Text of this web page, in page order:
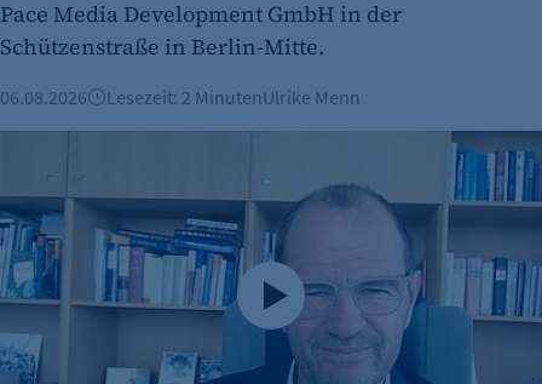
Pace Media Development GmbH in der
Schützenstraße in Berlin-Mitte.
06.08.2026 Lesezeit: 2 MinutenUlrike Menn
Stefan Kapferer: „Berlin braucht erneuerbare Energie“